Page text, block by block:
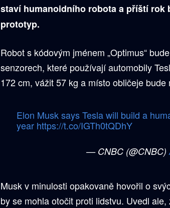
staví humanoidního robota a příští rok
prototyp.
Robot s kódovým jménem „Optimus“
senzorech, které používají automobily
172 cm, vážit 57 kg a místo obličeje bude
Elon Musk says Tesla will build a
year https://t.co/IGTh0tQDhY
— CNBC (@CNBC)
Musk v minulosti opakovaně hovořil o
by se mohla otočit proti lidstvu. Uvedl